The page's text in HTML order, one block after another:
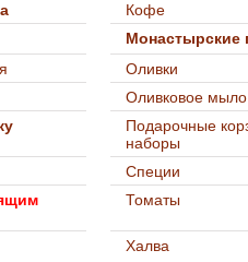
Кофе
Монастырские
Оливки
Оливковое мыло
Подарочные
наборы
Специи
Томаты
Халва